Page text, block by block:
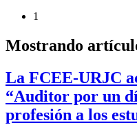
1
Mostrando
La FCEE-URJC
“Auditor por un
profesión a los